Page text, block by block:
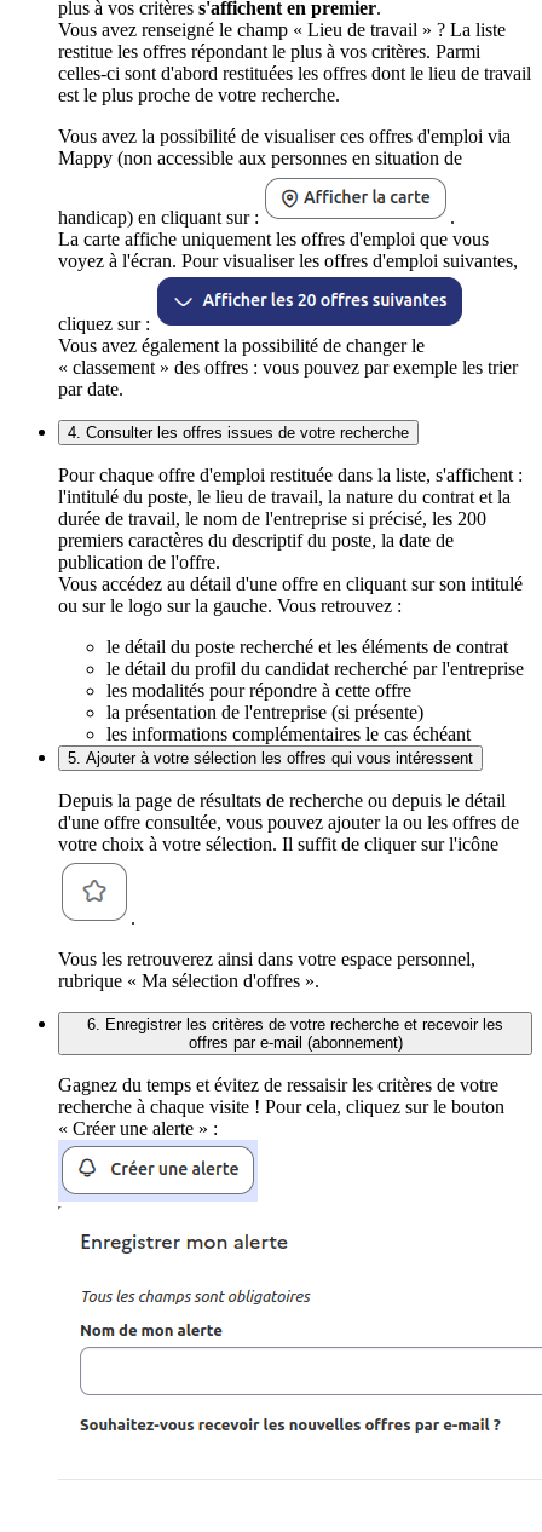
plus à vos critères s'affichent en premier.
Vous avez renseigné le champ « Lieu de travail » ? La liste
restitue les offres répondant le plus à vos critères. Parmi
celles-ci sont d'abord restituées les offres dont le lieu de travail
est le plus proche de votre recherche.
Vous avez la possibilité de visualiser ces offres d'emploi via
Mappy (non accessible aux personnes en situation de
handicap) en cliquant sur :
.
La carte affiche uniquement les offres d'emploi que vous
voyez à l'écran. Pour visualiser les offres d'emploi suivantes,
cliquez sur :
Vous avez également la possibilité de changer le
« classement » des offres : vous pouvez par exemple les trier
par date.
4. Consulter les offres issues de votre recherche
Pour chaque offre d'emploi restituée dans la liste, s'affichent :
l'intitulé du poste, le lieu de travail, la nature du contrat et la
durée de travail, le nom de l'entreprise si précisé, les 200
premiers caractères du descriptif du poste, la date de
publication de l'offre.
Vous accédez au détail d'une offre en cliquant sur son intitulé
ou sur le logo sur la gauche. Vous retrouvez :
le détail du poste recherché et les éléments de contrat
le détail du profil du candidat recherché par l'entreprise
les modalités pour répondre à cette offre
la présentation de l'entreprise (si présente)
les informations complémentaires le cas échéant
5. Ajouter à votre sélection les offres qui vous intéressent
Depuis la page de résultats de recherche ou depuis le détail
d'une offre consultée, vous pouvez ajouter la ou les offres de
votre choix à votre sélection. Il suffit de cliquer sur l'icône
.
Vous les retrouverez ainsi dans votre espace personnel,
rubrique « Ma sélection d'offres ».
6. Enregistrer les critères de votre recherche et recevoir les
offres par e-mail (abonnement)
Gagnez du temps et évitez de ressaisir les critères de votre
recherche à chaque visite ! Pour cela, cliquez sur le bouton
« Créer une alerte » :